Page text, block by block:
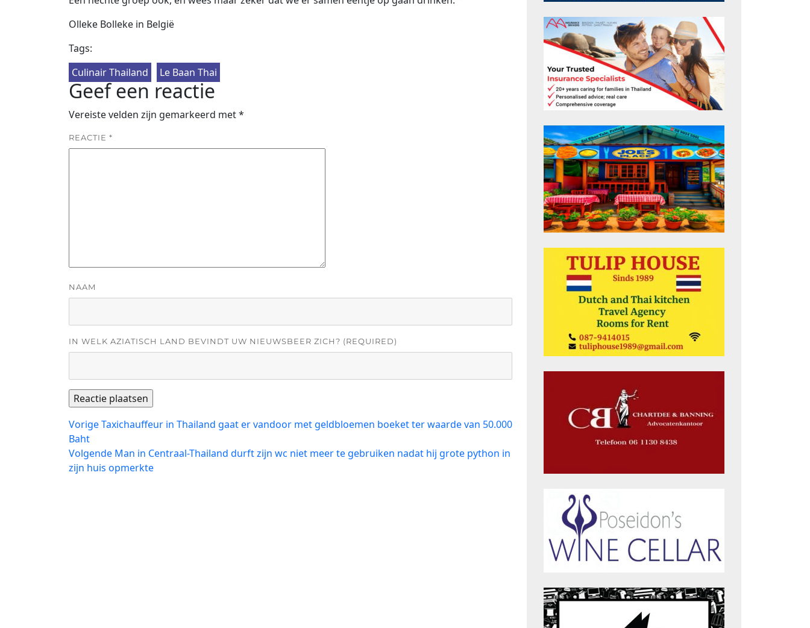
Olleke Bolleke in België
Tags:
Culinair Thailand
Le Baan Thai
Geef een reactie
Vereiste velden zijn gemarkeerd met*
REACTIE *
NAAM
IN WELK AZIATISCH LAND BEVINDT UW NIEUWSBEER ZICH? (REQUIRED)
Bericht
navigatie
VorigeVorig
Taxichauffeur in Thailand gaat er vandoor met geldbloemen boeket ter waarde van 50.000
Baht
Volgende Volgend
bericht:
Man in Centraal-Thailand durft zijn wc niet meer te gebruiken nadat hij grote python in
zijn huis opmerkte